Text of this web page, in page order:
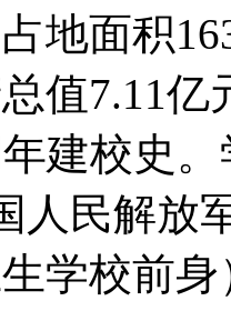
地面积
值7.11
建校史
人民解放
学校前